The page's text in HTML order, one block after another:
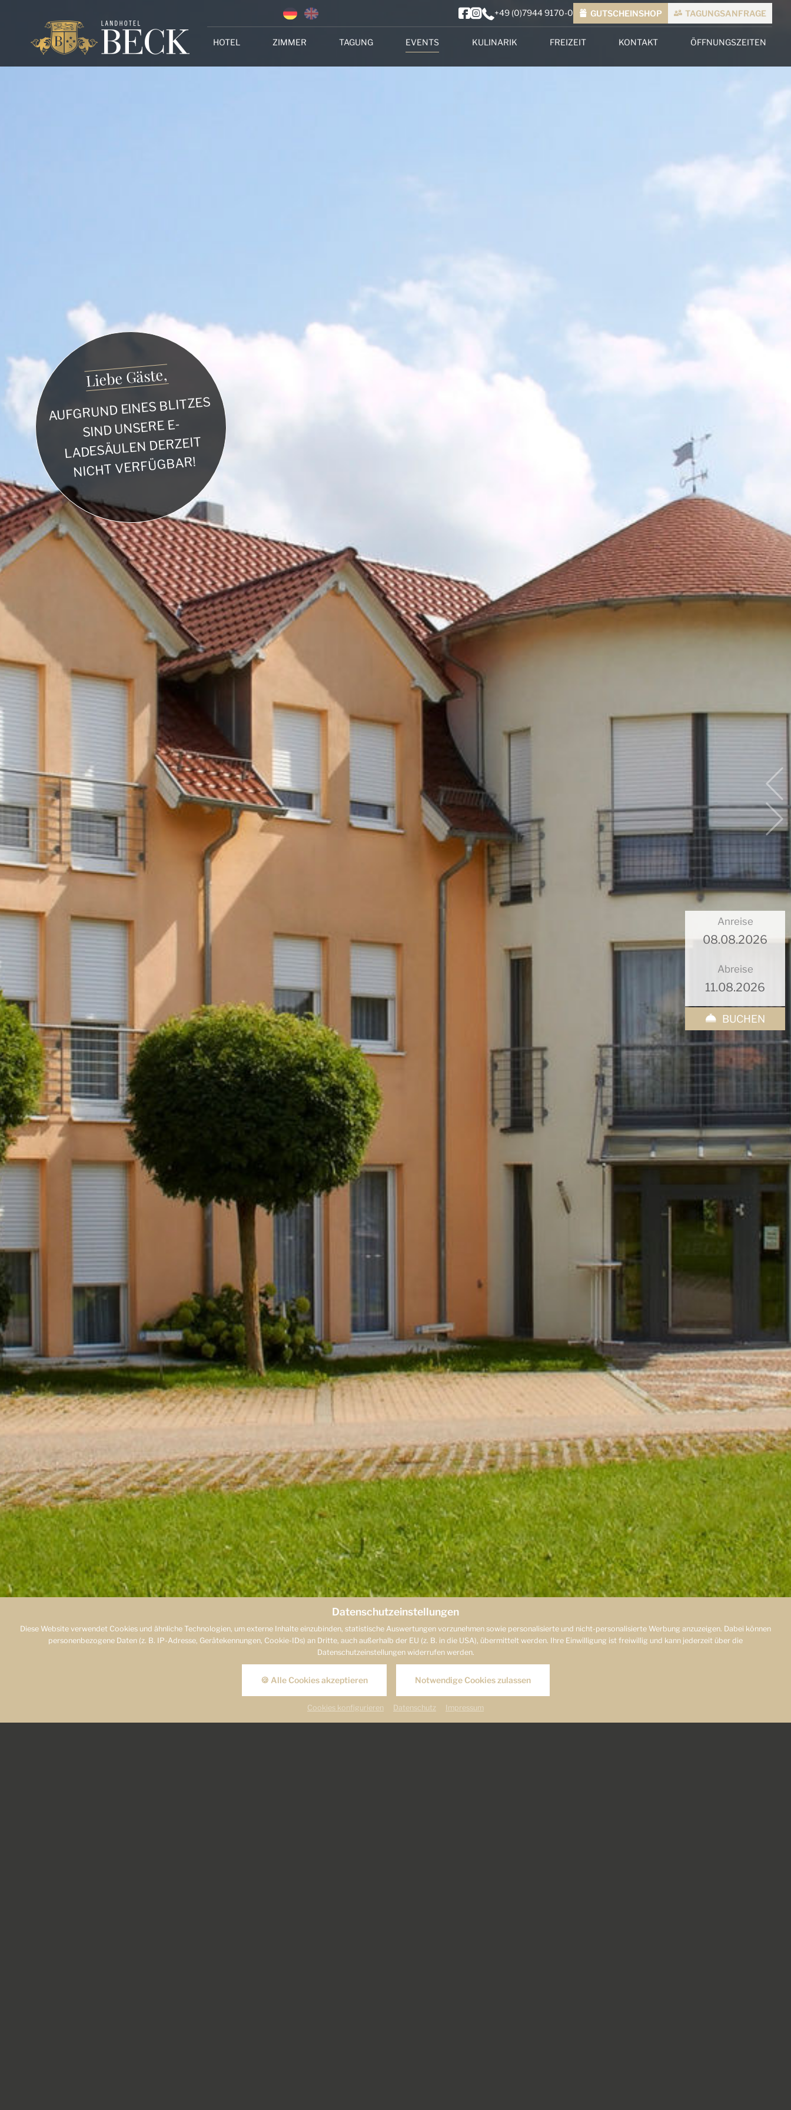
Datenschutzeinstellungen
Diese Website verwendet Cookies und ähnliche Technologien, um externe Inhalte einzubinden, statistische Auswertungen vorzunehmen sowie personalisierte und nicht-personalisierte Werbung anzuzeigen. Dabei können
personenbezogene Daten (z. B. IP-Adresse, Gerätekennungen, Cookie-IDs) an Dritte, auch außerhalb der EU (z. B. in die USA), übermittelt werden. Ihre Einwilligung ist freiwillig und kann jederzeit über die
Datenschutzeinstellungen widerrufen werden.
🍪 Alle Cookies akzeptieren Notwendige Cookies zulassen
Cookies konfigurieren Datenschutz Impressum
+49 (0)7944 9170-0 GUTSCHEINSHOP TAGUNGSANFRAGE
HOTEL ZIMMER TAGUNG EVENTS KULINARIK FREIZEIT KONTAKT ÖFFNUNGSZEITEN
Business- und Tageshotel in Kupferzell
Anreise
Abreise
BUCHEN
Liebe Gäste,
AUFGRUND EINES BLITZES
SIND UNSERE E-
LADESÄULEN DERZEIT
NICHT VERFÜGBAR!
MEHR ERFAHREN
Bankett & Eventmappe